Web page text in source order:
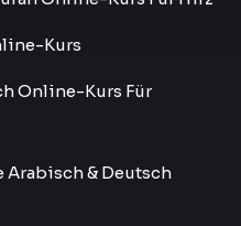
Kurs
Online-Kurs Für
Arabisch & Deutsch